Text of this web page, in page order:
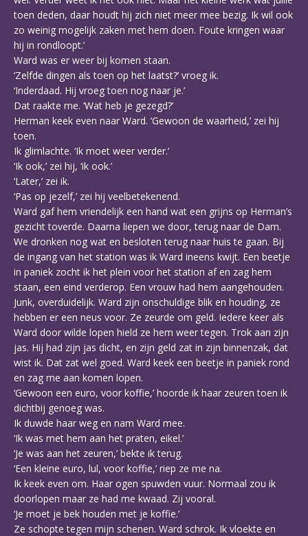
toen deden, daar houdt hij zich niet meer mee bezig. Ik wil ook
zo weinig mogelijk zaken met hem doen. Foute kringen waar
hij in rondloopt.’
Ward was er weer bij komen staan.
‘Zelfde dingen als toen op het laatst?’ vroeg ik.
‘Inderdaad. Hij vroeg toen nog naar je.’
Dat raakte me. ‘Wat heb je gezegd?’
Herman keek even naar Ward. ‘Gewoon de waarheid,’ zei hij
toen.
Ik glimlachte. ‘Ik moet weer verder.’
‘Ik ook,’ zei hij, ‘ik ook.’
‘Later,’ zei ik.
‘Pas op jezelf,’ zei hij veelbetekenend.
Ward gaf hem vriendelijk een hand wat een grijns op Herman’s
gezicht toverde. Daarna liepen we door, terug naar de Dam.
We dronken nog wat en besloten terug naar huis te gaan. Bij
de ingang van het station was ik Ward ineens kwijt. Een beetje
in paniek zocht ik het plein voor het station af en zag hem
staan, een eind verderop. Een vrouw had hem aangehouden.
Junk, overduidelijk. Ward zijn onschuldige blik en houding, ze
hebben er een neus voor. Ze zeurde om geld. Iedere keer als
Ward door wilde lopen hield ze hem weer tegen. Trok aan zijn
jas. Hij had zijn jas dicht, en zijn geld zat in zijn binnenzak, dat
wist ik. Dat zat wel goed. Ward keek een beetje in paniek rond
en zag me aan komen lopen.
‘Gewoon een euro, voor koffie,’ hoorde ik haar zeuren toen ik
dichtbij genoeg was.
Ik duwde haar weg en nam Ward mee.
‘Ik was met hem aan het praten, eikel.’
‘Je was aan het zeuren,’ bekte ik terug.
‘Een kleine euro, lul, voor koffie,’ riep ze me na.
Ik keek even om. Haar ogen spuwden vuur. Normaal zou ik
doorlopen maar ze had me kwaad. Zij vooral.
‘Je moet je bek houden met je koffie.’
Ze schopte tegen mijn schenen. Ward schrok. Ik vloekte en